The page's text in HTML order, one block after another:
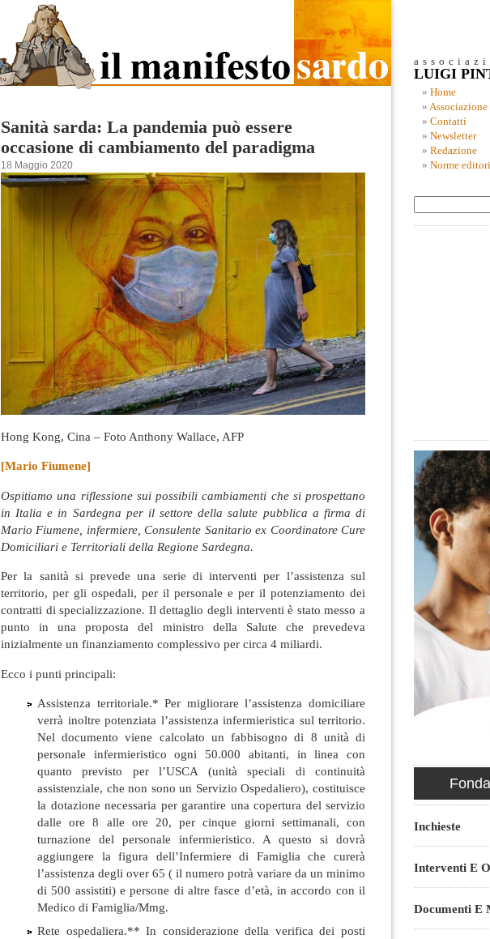
Sanità sarda: La pandemia può essere
occasione di cambiamento del paradigma
18 Maggio 2020
Hong Kong, Cina – Foto Anthony Wallace, AFP
[Mario Fiumene]
Ospitiamo una riflessione sui possibili cambiamenti che si prospettano
in Italia e in Sardegna per il settore della salute pubblica a firma di
Mario Fiumene, infermiere, Consulente Sanitario ex Coordinatore Cure
Domiciliari e Territoriali della Regione Sardegna.
Per la sanità si prevede una serie di interventi per l’assistenza sul
territorio, per gli ospedali, per il personale e per il potenziamento dei
contratti di specializzazione. Il dettaglio degli interventi è stato messo a
punto in una proposta del ministro della Salute che prevedeva
inizialmente un finanziamento complessivo per circa 4 miliardi.
Ecco i punti principali:
Assistenza territoriale.* Per migliorare l’assistenza domiciliare
verrà inoltre potenziata l’assistenza infermieristica sul territorio.
Nel documento viene calcolato un fabbisogno di 8 unità di
personale infermieristico ogni 50.000 abitanti, in linea con
quanto previsto per l’USCA (unità speciali di continuità
assistenziale, che non sono un Servizio Ospedaliero), costituisce
la dotazione necessaria per garantire una copertura del servizio
dalle ore 8 alle ore 20, per cinque giorni settimanali, con
turnazione del personale infermieristico. A questo si dovrà
aggiungere la figura dell’Infermiere di Famiglia che curerà
l’assistenza degli over 65 ( il numero potrà variare da un minimo
di 500 assistiti) e persone di altre fasce d’età, in accordo con il
Medico di Famiglia/Mmg.
Rete ospedaliera.** In considerazione della verifica dei posti
LUIGI
Home
Associazione
Contatti
Newsletter
Redazione
Norme
Inchieste
Interventi E
Documenti E